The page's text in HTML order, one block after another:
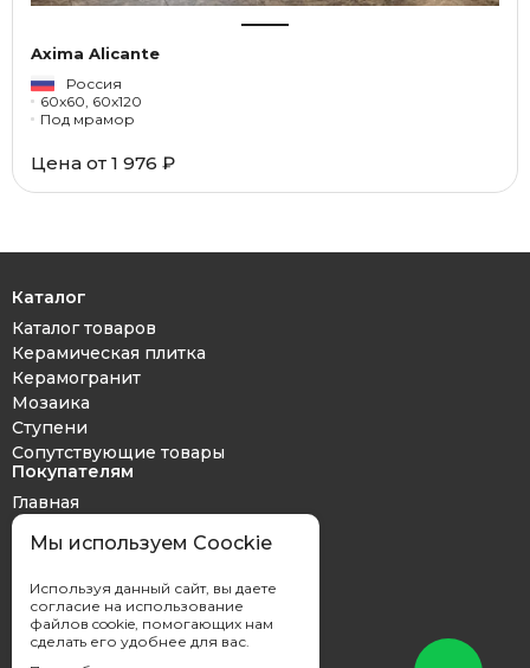
Axima Alicante
Россия
60x60, 60x120
Под мрамор
Цена от 1 976 ₽
Каталог
Каталог товаров
Керамическая плитка
Керамогранит
Мозаика
Ступени
Сопутствующие товары
Покупателям
Главная
Дизайн проект
Оплата и доставка
Контакты
Мы используем Coockie
Используя данный сайт, вы даете
согласие на использование
файлов cookie, помогающих нам
сделать его удобнее для вас.